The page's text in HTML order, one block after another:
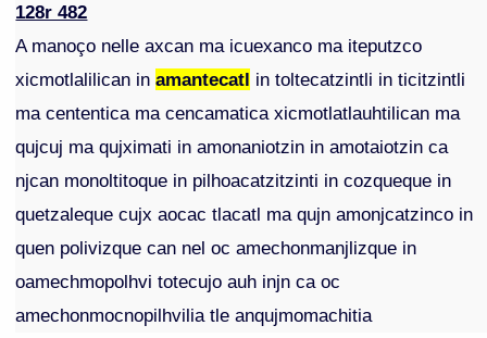
128r 482
A manoço nelle axcan ma icuexanco ma iteputzco
xicmotlalilican inamantecatl in toltecatzintli in ticitzintli
ma cententica ma cencamatica xicmotlatlauhtilican ma
qujcuj ma qujximati in amonaniotzin in amotaiotzin ca
njcan monoltitoque in pilhoacatzitzinti in cozqueque in
quetzaleque cujx aocac tlacatl ma qujn amonjcatzinco in
quen polivizque can nel oc amechonmanjlizque in
oamechmopolhvi totecujo auh injn ca oc
amechonmocnopilhvilia tle anqujmomachitia